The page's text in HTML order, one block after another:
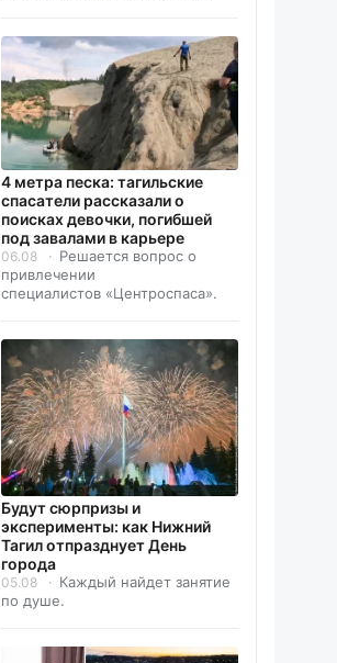
4 метра песка: тагильские
спасатели рассказали о
поисках девочки, погибшей
под завалами в карьере
06.08
Решается вопрос о
привлечении
специалистов «Центроспаса».
Будут сюрпризы и
эксперименты: как Нижний
Тагил отпразднует День
города
05.08
Каждый найдет занятие
по душе.